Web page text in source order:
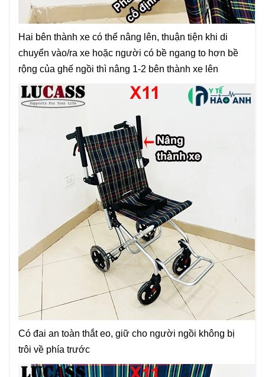
Hai bên thành xe có thể nâng lên, thuận tiện khi di
chuyển vào/ra xe hoặc người có bề ngang to hơn bề
rộng của ghế ngồi thì nâng 1-2 bên thành xe lên
Có đai an toàn thắt eo, giữ cho người ngồi không bị
trôi về phía trước